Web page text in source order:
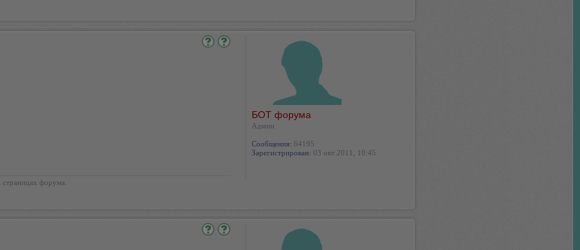
форума.
БОТ форума
Админ
Сообщения: 64195
Зарегистрирован: 03 окт 2011, 10:45